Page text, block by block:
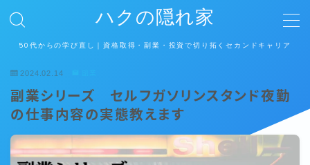
ハクの隠れ家
50代からの学び直し｜資格取得・副業・投資で切り拓くセカンドキャリア
MENU
ホーム
運営者情報
2024.02.14
副業シリーズ セルフガソリンスタンド夜勤
の仕事内容の実態教えます